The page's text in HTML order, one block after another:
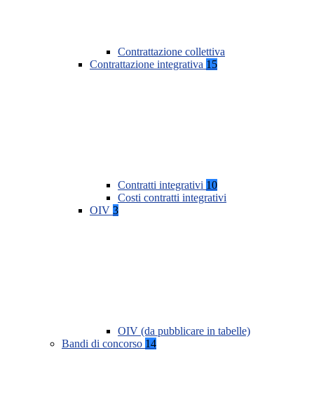
Contrattazione collettiva
Contrattazione integrativa 15
Contratti integrativi 10
Costi contratti integrativi
OIV 3
OIV (da pubblicare in tabelle)
Bandi di concorso 14